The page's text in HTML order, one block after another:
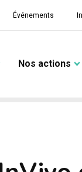
Événements
Nos actions